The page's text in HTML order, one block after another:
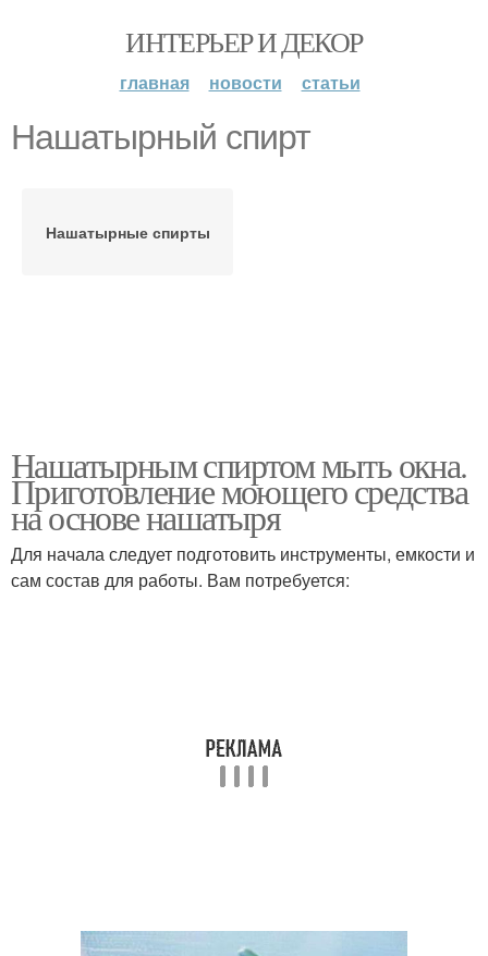
ИНТЕРЬЕР И ДЕКОР
главная новости статьи
Нашатырный спирт
Нашатырные спирты
Нашатырным спиртом мыть окна.
Приготовление моющего средства
на основе нашатыря
Для начала следует подготовить инструменты, емкости и
сам состав для работы. Вам потребуется: